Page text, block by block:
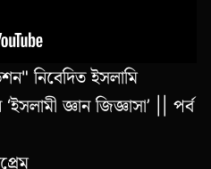
নিবেদিত ইসলামি
জ্ঞান জিজ্ঞাসা’ || পর্ব